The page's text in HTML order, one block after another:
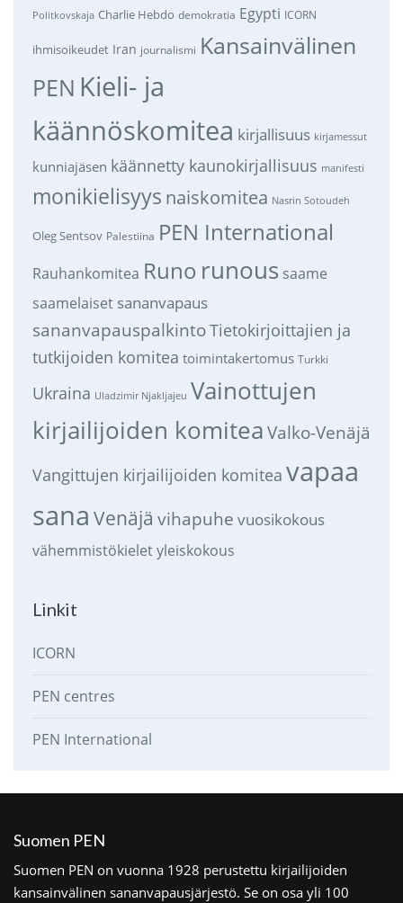
Politkovskaja Charlie Hebdo demokratia Egypti ICORN
ihmisoikeudet Iran journalismi Kansainvälinen
PEN Kieli- ja
käännöskomitea kirjallisuus kirjamessut
kunniajäsen käännetty kaunokirjallisuus manifesti
monikielisyys naiskomitea Nasrin Sotoudeh
Oleg Sentsov Palestiina PEN International
Rauhankomitea Runo runous saame
saamelaiset sananvapaus
sananvapauspalkintoTietokirjoittajien ja
tutkijoiden komitea toimintakertomus Turkki
Ukraina Uladzimir Njakljajeu Vainottujen
kirjailijoiden komitea Valko-Venäjä
Vangittujen kirjailijoiden komitea vapaa
sana Venäjä vihapuhe vuosikokous
vähemmistökieletyleiskokous
Linkit
ICORN
PEN centres
PEN International
Suomen PEN
Suomen PEN on vuonna 1928 perustettu kirjailijoiden
kansainvälinen sananvapausjärjestö. Se on osa yli 100